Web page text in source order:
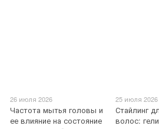
26 июля 2026
Частота мытья головы и
ее влияние на состояние
25 июля 2026
Стайлинг
волос: